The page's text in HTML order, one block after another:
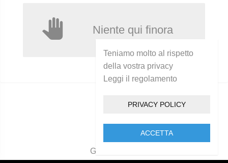
Niente qui finora
Teniamo molto al rispetto
della vostra privacy
Leggi il regolamento
PRIVACY POLICY
ACCETTA
Golcam 2021